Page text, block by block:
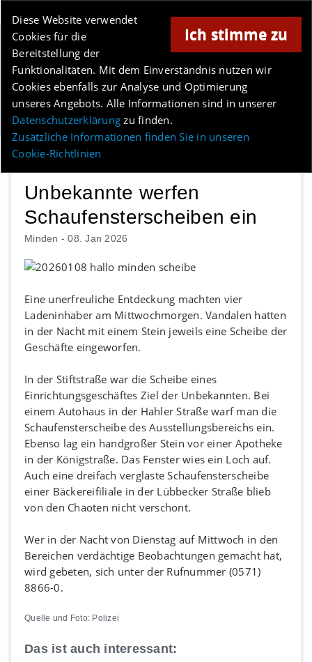
Ich stimme zu
Diese Website verwendet
Cookies für die
Bereitstellung der
Funktionalitäten. Mit dem Einverständnis nutzen wir
Cookies ebenfalls zur Analyse und Optimierung
unseres Angebots. Alle Informationen sind in unserer
Datenschutzerklärung zu finden.
Zusätzliche Informationen finden Sie in unseren
Cookie-Richtlinien
Anzeige
Menü
Unbekannte werfen
Schaufensterscheiben ein
Minden -08. Jan 2026
Eine unerfreuliche Entdeckung machten vier
Ladeninhaber am Mittwochmorgen. Vandalen hatten
in der Nacht mit einem Stein jeweils eine Scheibe der
Geschäfte eingeworfen.
In der Stiftstraße war die Scheibe eines
Einrichtungsgeschäftes Ziel der Unbekannten. Bei
einem Autohaus in der Hahler Straße warf man die
Schaufensterscheibe des Ausstellungsbereichs ein.
Ebenso lag ein handgroßer Stein vor einer Apotheke
in der Königstraße. Das Fenster wies ein Loch auf.
Auch eine dreifach verglaste Schaufensterscheibe
einer Bäckereifiliale in der Lübbecker Straße blieb
von den Chaoten nicht verschont.
Wer in der Nacht von Dienstag auf Mittwoch in den
Bereichen verdächtige Beobachtungen gemacht hat,
wird gebeten, sich unter der Rufnummer (0571)
8866-0.
Quelle und Foto: Polizei
Das ist auch interessant: